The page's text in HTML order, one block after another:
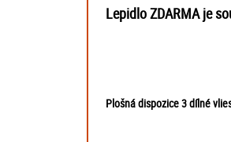
Lepidlo ZDARMA je
Plošná dispozice 3 dílné